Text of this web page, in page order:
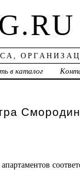
в каталог